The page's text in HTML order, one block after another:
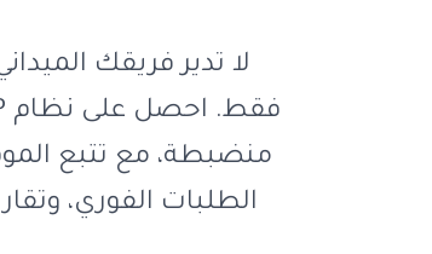
لا تدير فريقك
الطلبات الفوري،